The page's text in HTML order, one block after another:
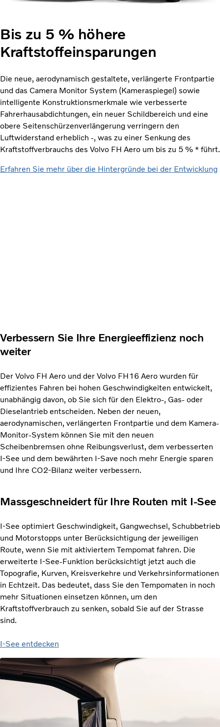
Bis zu 5 % höhere
Kraftstoffeinsparungen
Die neue, aerodynamisch gestaltete, verlängerte Frontpartie
und das Camera Monitor System (Kameraspiegel) sowie
intelligente Konstruktionsmerkmale wie verbesserte
Fahrerhausabdichtungen, ein neuer Schildbereich und eine
obere Seitenschürzenverlängerung verringern den
Luftwiderstand erheblich -, was zu einer Senkung des
Kraftstoffverbrauchs des Volvo FH Aero um bis zu 5 % * führt.
Erfahren Sie mehr über die Hintergründe bei der Entwicklung
Verbessern Sie Ihre Energieeffizienz noch
weiter
Der Volvo FH Aero und der Volvo FH16 Aero wurden für
effizientes Fahren bei hohen Geschwindigkeiten entwickelt,
unabhängig davon, ob Sie sich für den Elektro-, Gas- oder
Dieselantrieb entscheiden. Neben der neuen,
aerodynamischen, verlängerten Frontpartie und dem Kamera-
Monitor-System können Sie mit den neuen
Scheibenbremsen ohne Reibungsverlust, dem verbesserten
I-See und dem bewährten I-Save noch mehr Energie sparen
und Ihre CO2-Bilanz weiter verbessern.
Massgeschneidert für Ihre Routen mit I-See
I-See optimiert Geschwindigkeit, Gangwechsel, Schubbetrieb
und Motorstopps unter Berücksichtigung der jeweiligen
Route, wenn Sie mit aktiviertem Tempomat fahren. Die
erweiterte I-See-Funktion berücksichtigt jetzt auch die
Topografie, Kurven, Kreisverkehre und Verkehrsinformationen
in Echtzeit. Das bedeutet, dass Sie den Tempomaten in noch
mehr Situationen einsetzen können, um den
Kraftstoffverbrauch zu senken, sobald Sie auf der Strasse
sind.
I-See entdecken